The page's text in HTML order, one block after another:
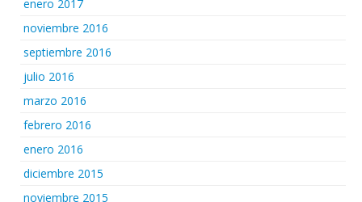
enero 2017
noviembre 2016
septiembre 2016
julio 2016
marzo 2016
febrero 2016
enero 2016
diciembre 2015
noviembre 2015